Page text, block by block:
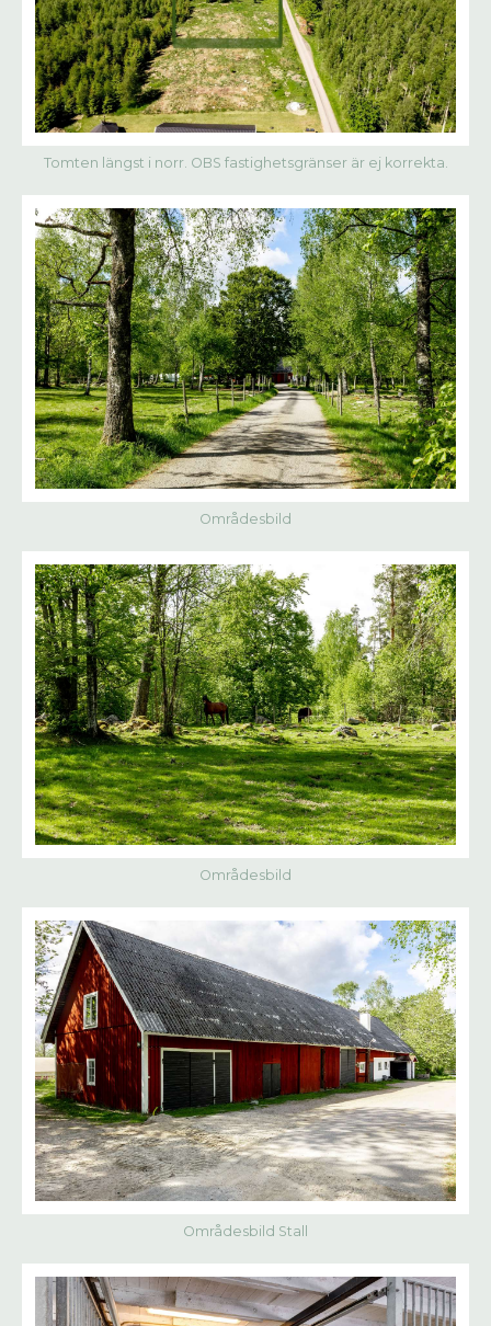
Tomten längst i norr. OBS fastighetsgränser är ej korrekta.
Områdesbild
Områdesbild
Områdesbild Stall